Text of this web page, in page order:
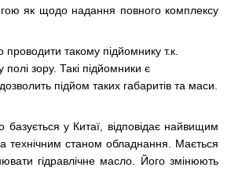
як щодо надання повного комплексу
такому підйомнику т.к.
зору. Такі підйомники є
підйом таких габаритів та маси.
у Китаї, відповідає найвищим
технічним станом обладнання. Мається
гідравлічне масло. Його змінюють